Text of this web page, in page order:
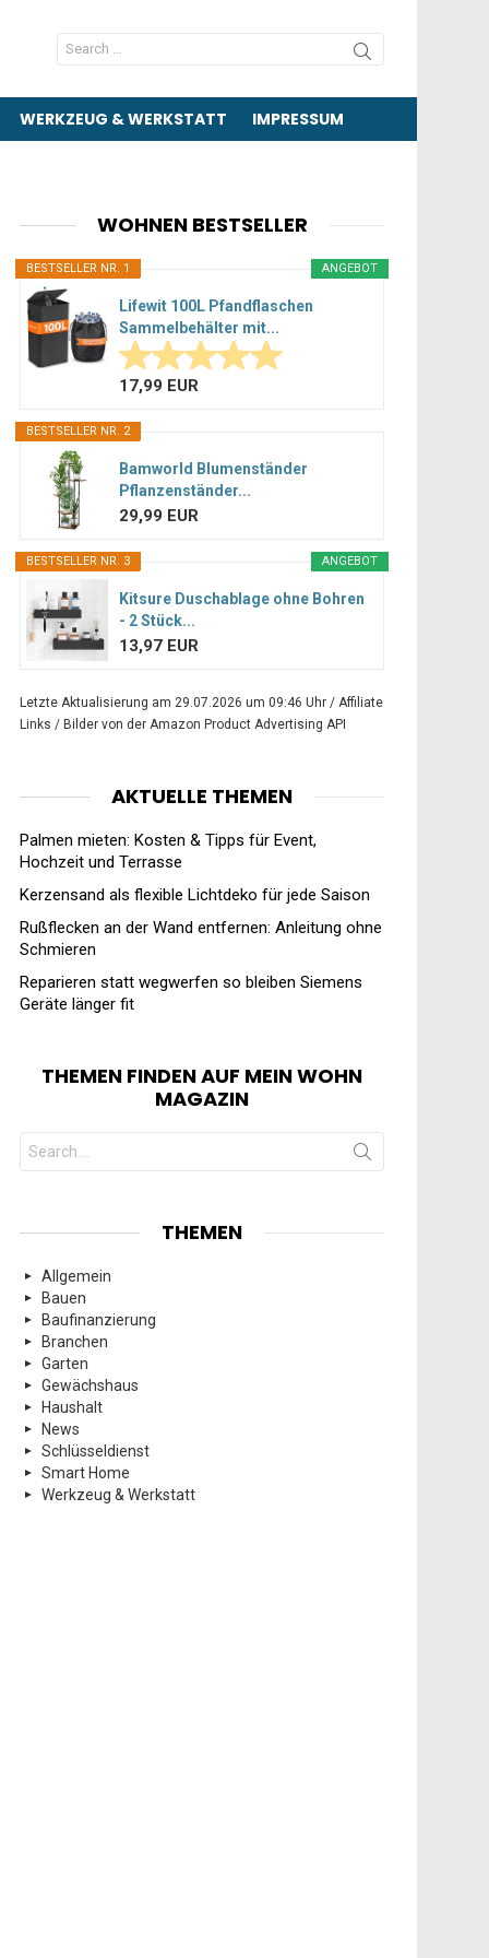
Search
for:
WERKZEUG & WERKSTATT IMPRESSUM
WOHNEN BESTSELLER
ANGEBOT
BESTSELLER NR. 1
Lifewit 100L Pfandflaschen
Sammelbehälter mit...
17,99 EUR
BESTSELLER NR. 2
Bamworld Blumenständer
Pflanzenständer...
29,99 EUR
ANGEBOT
BESTSELLER NR. 3
Kitsure Duschablage ohne Bohren
- 2 Stück...
13,97 EUR
Letzte Aktualisierung am 29.07.2026 um 09:46 Uhr / Affiliate
Links / Bilder von der Amazon Product Advertising API
AKTUELLE THEMEN
Palmen mieten: Kosten & Tipps für Event,
Hochzeit und Terrasse
Kerzensand als flexible Lichtdeko für jede Saison
Rußflecken an der Wand entfernen: Anleitung ohne
Schmieren
Reparieren statt wegwerfen so bleiben Siemens
Geräte länger fit
THEMEN FINDEN AUF MEIN WOHN
MAGAZIN
Search
for:
THEMEN
Allgemein
Bauen
Baufinanzierung
Branchen
Garten
Gewächshaus
Haushalt
News
Schlüsseldienst
Smart Home
Werkzeug & Werkstatt